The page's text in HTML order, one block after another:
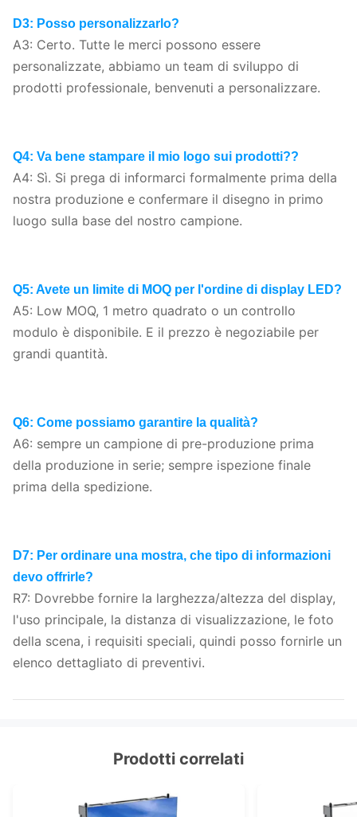
D3: Posso personalizzarlo?
A3: Certo. Tutte le merci possono essere
personalizzate, abbiamo un team di sviluppo di
prodotti professionale, benvenuti a personalizzare.
Q4: Va bene stampare il mio logo sui prodotti??
A4: Sì. Si prega di informarci formalmente prima della
nostra produzione e confermare il disegno in primo
luogo sulla base del nostro campione.
Q5: Avete un limite di MOQ per l'ordine di display LED?
A5: Low MOQ, 1 metro quadrato o un controllo
modulo è disponibile. E il prezzo è negoziabile per
grandi quantità.
Q6: Come possiamo garantire la qualità?
A6: sempre un campione di pre-produzione prima
della produzione in serie; sempre ispezione finale
prima della spedizione.
D7: Per ordinare una mostra, che tipo di informazioni
devo offrirle?
R7: Dovrebbe fornire la larghezza/altezza del display,
l'uso principale, la distanza di visualizzazione, le foto
della scena, i requisiti speciali, quindi posso fornirle un
elenco dettagliato di preventivi.
Prodotti correlati